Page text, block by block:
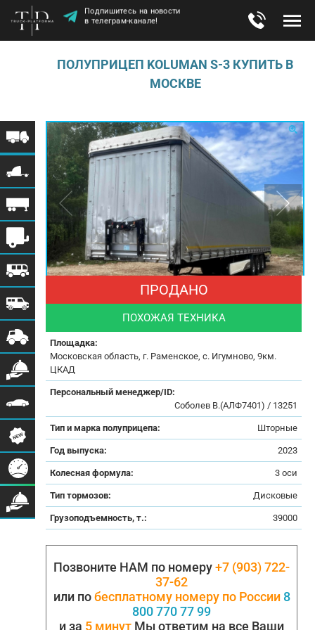
Подпишитесь на новости
в телеграм-канале!
ПОЛУПРИЦЕП KOLUMAN S-3 КУПИТЬ В
МОСКВЕ
ПРОДАНО
ПОХОЖАЯ ТЕХНИКА
Площадка:
Московская область, г. Раменское, с. Игумново, 9км.
ЦКАД
Персональный менеджер/ID:
Соболев В.(АЛФ7401) / 13251
Тип и марка полуприцепа: Шторные
Год выпуска: 2023
Колесная формула: 3 оси
Тип тормозов: Дисковые
Грузоподъемность, т.: 39000
Позвоните НАМ по номеру+7 (903) 722-
37-62
или побесплатному номеру по России 8
800 770 77 99
и за 5 минут Мы ответим на все Ваши